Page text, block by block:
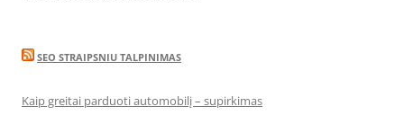
SEO STRAIPSNIU TALPINIMAS
Kaip greitai parduoti automobilį – supirkimas